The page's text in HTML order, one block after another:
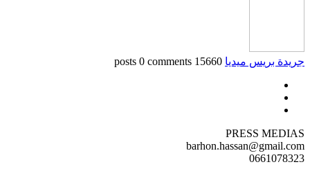
جريدة بريس ميديا 15660 posts
0 comments
PRESS MEDIAS
barhon.hassan@gmail.com
0661078323